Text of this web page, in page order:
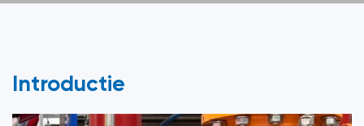
Introductie